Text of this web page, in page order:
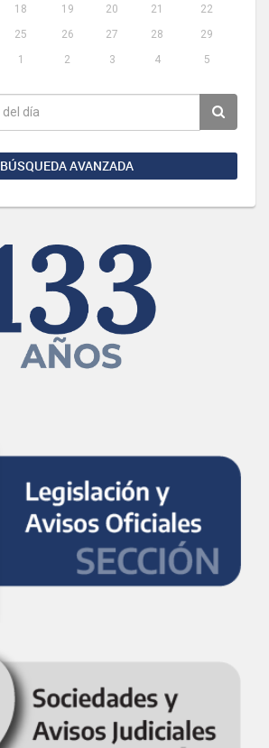
18 19 20 21
22
25 26 27 28
29
1 2 3 4 5
BÚSQUEDA AVANZADA